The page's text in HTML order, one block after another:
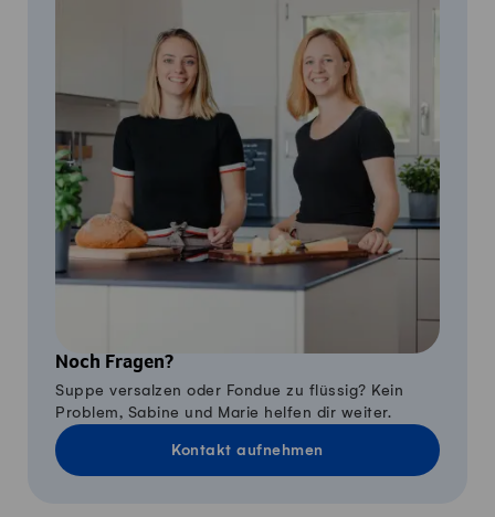
Noch Fragen?
Suppe versalzen oder Fondue zu flüssig? Kein
Problem, Sabine und Marie helfen dir weiter.
Kontakt aufnehmen